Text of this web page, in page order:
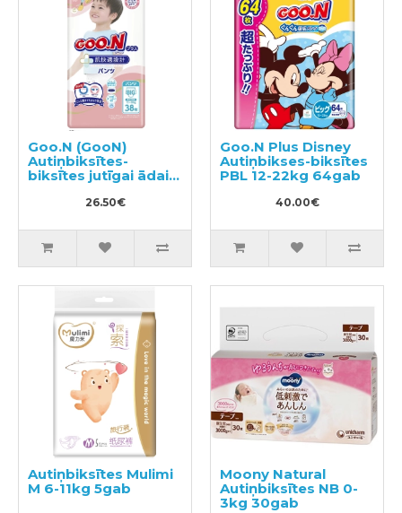
Goo.N (GooN)
Autiņbiksītes-
biksītes jutīgai ādai
26.50€
Goo.N Plus Disney
Autiņbikses-biksītes
PBL 12-22kg 64gab
40.00€
Autiņbiksītes Mulimi
M 6-11kg 5gab
Moony Natural
Autiņbiksītes NB 0-
3kg 30gab